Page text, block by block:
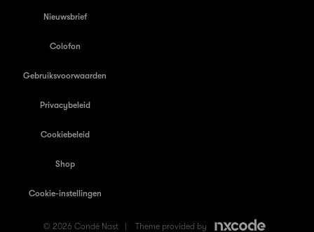
Nieuwsbrief
Colofon
Gebruiksvoorwaarden
Privacybeleid
Cookiebeleid
Shop
Cookie-instellingen
© 2026 Condé Nast | Theme provided by